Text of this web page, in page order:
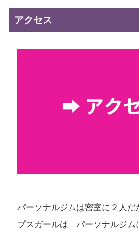
アクセス
パーソナルジムは密室に２人だ
プスガールは、パーソナルジム